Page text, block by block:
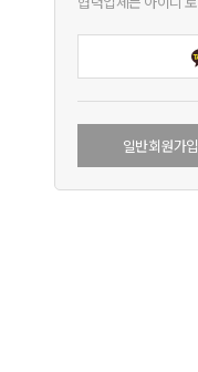
일반회원가입